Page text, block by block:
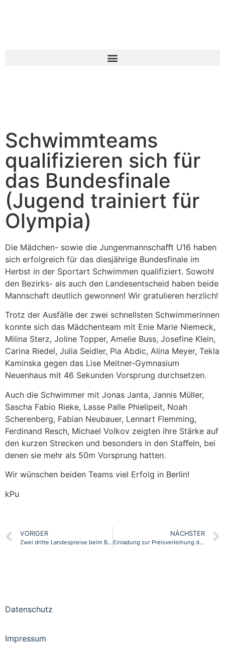
Schwimmteams
qualifizieren sich für
das Bundesfinale
(Jugend trainiert für
Olympia)
Die Mädchen- sowie die Jungenmannschaﬀt U16 haben
sich erfolgreich für das diesjährige Bundesfinale im
Herbst in der Sportart Schwimmen qualifiziert. Sowohl
den Bezirks- als auch den Landesentscheid haben beide
Mannschaft deutlich gewonnen! Wir gratulieren herzlich!
Trotz der Ausfälle der zwei schnellsten Schwimmerinnen
konnte sich das Mädchenteam mit Enie Marie Niemeck,
Milina Sterz, Joline Topper, Amelie Buss, Josefine Klein,
Carina Riedel, Julia Seidler, Pia Abdic, Alina Meyer, Tekla
Kaminska gegen das Lise Meitner-Gymnasium
Neuenhaus mit 46 Sekunden Vorsprung durchsetzen.
Auch die Schwimmer mit Jonas Janta, Jannis Müller,
Sascha Fabio Rieke, Lasse Palle Phielipeit, Noah
Scherenberg, Fabian Neubauer, Lennart Flemming,
Ferdinand Resch, Michael Volkov zeigten ihre Stärke auf
den kurzen Strecken und besonders in den Staﬀeln, bei
denen sie mehr als 50m Vorsprung hatten.
Wir wünschen beiden Teams viel Erfolg in Berlin!
kPu
VORIGER
Zwei dritte Landespreise beim Bundeswettbewerb Fremdsprachen/ Spanisch
NÄCHSTER
Einladung zur Preisverleihung des Friedensplakatwettbewerbes des LION CLUB INTERNATIONAL
Datenschutz
Impressum